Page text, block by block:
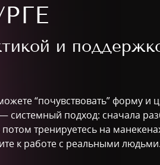
и
“почувствовать” форму и
системный подход: сначала
тренируетесь на
к работе с реальными